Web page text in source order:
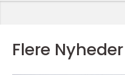
Flere Nyheder